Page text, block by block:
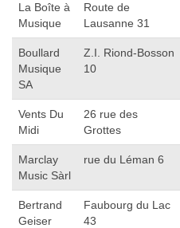
La Boîte à
Musique
Route de
Lausanne 31
Boullard
Musique
SA
Z.I. Riond-Bosson
10
Vents Du
Midi
26 rue des
Grottes
Marclay
Music Sàrl
rue du Léman 6
Bertrand
Geiser
Faubourg du Lac
43